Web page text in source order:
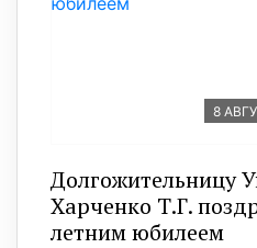
8
Долгожительницу
Харченко Т.Г.
летним юбилеем